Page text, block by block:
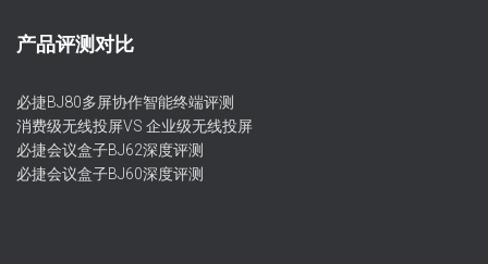
产品评测对比
必捷BJ80多屏协作智能终端评测
消费级无线投屏VS 企业级无线投屏
必捷会议盒子BJ62深度评测
必捷会议盒子BJ60深度评测